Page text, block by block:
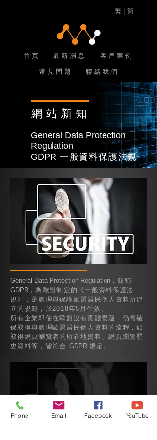
繁 | 簡
首 頁 最 新 消 息
常 見 問 題
客 戶 案 例
聯 絡 我 們
網站新知
General Data Protection
Regulation
GDPR 一般資料保護法規
General Data Protection Regulation ，簡稱
GDPR ，為歐盟制定的《一般資料保護法
規》，是處理與保護歐盟居民個人資料所建
立的規範，於2018年5月生效。
所有企業即使在歐盟沒有實體營運，仍需確
保取得與處理歐盟居民個人資料的流程，如
取得網頁瀏覽者的所在地資料、網頁瀏覽歷
史資料等，皆符合 GDPR 規定。
Phone Email Facebook YouTube